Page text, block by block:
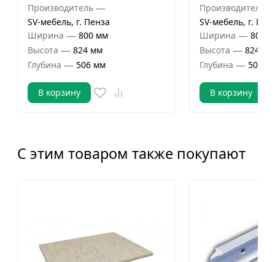
Производитель —
SV-мебель, г. Пенза
Ширина — 800 мм
Высота — 824 мм
Глубина — 506 мм
В корзину
Производитель
SV-мебель, г.
Ширина — 800
Высота — 824 мм
Глубина — 506
В корзину
С этим товаром также покупают